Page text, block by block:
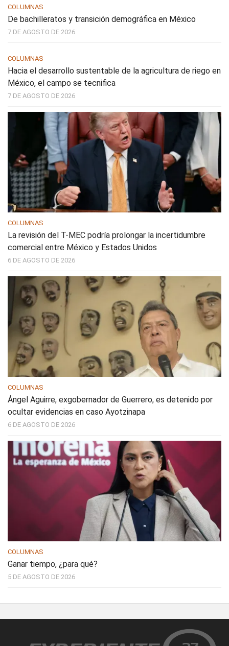
COLUMNAS
De bachilleratos y transición demográfica en México
7 DE AGOSTO DE 2026
COLUMNAS
Hacia el desarrollo sustentable de la agricultura de riego en
México, el campo se tecnifica
7 DE AGOSTO DE 2026
COLUMNAS
La revisión del T-MEC podría prolongar la incertidumbre
comercial entre México y Estados Unidos
6 DE AGOSTO DE 2026
COLUMNAS
Ángel Aguirre, exgobernador de Guerrero, es detenido por
ocultar evidencias en caso Ayotzinapa
6 DE AGOSTO DE 2026
COLUMNAS
Ganar tiempo, ¿para qué?
5 DE AGOSTO DE 2026